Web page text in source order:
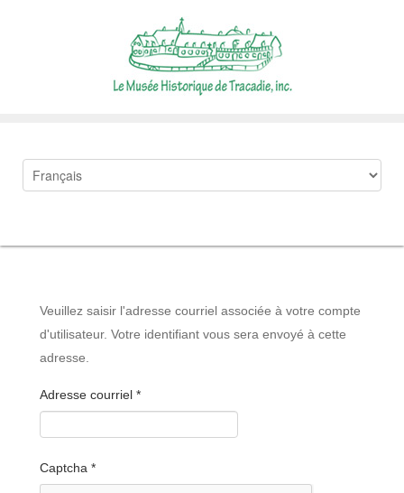
Veuillez saisir l'adresse courriel associée à votre compte
d'utilisateur. Votre identifiant vous sera envoyé à cette
adresse.
Adresse courriel *
Captcha *